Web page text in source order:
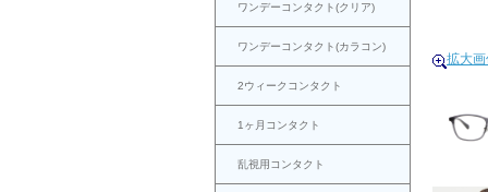
ワンデーコンタクト(クリア)
ワンデーコンタクト(カラコン)
2ウィークコンタクト
1ヶ月コンタクト
乱視用コンタクト
拡大